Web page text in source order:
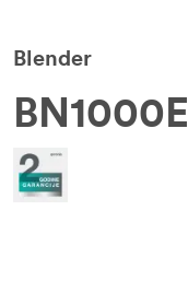
Blender
BN1000E